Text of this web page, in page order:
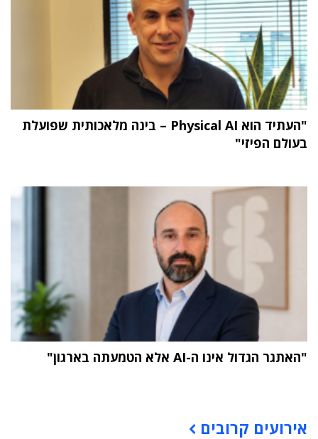
"העתיד הוא Physical AI – בינה מלאכותית שפועלת
בעולם הפיזי"
"האתגר הגדול אינו ה-AI אלא הטמעתה בארגון"
אירועים קרובים